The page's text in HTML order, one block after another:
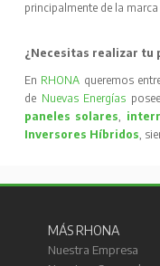
principalmente de la marca
¿Necesitas realizar tu
En RHONA queremos
de Nuevas Energías
paneles solares,
Inversores Híbridos,
MÁS RHONA
Nuestra Empresa